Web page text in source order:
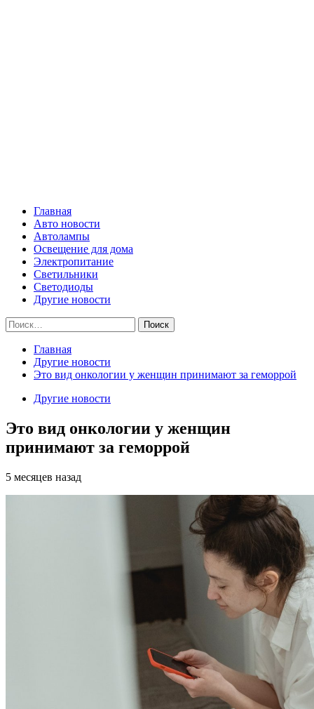
Главная
Авто новости
Автолампы
Освещение для дома
Электропитание
Светильники
Светодиоды
Другие новости
Найти:
Главная
Другие новости
Это вид онкологии у женщин принимают за геморрой
Другие новости
Это вид онкологии у женщин
принимают за геморрой
5 месяцев назад